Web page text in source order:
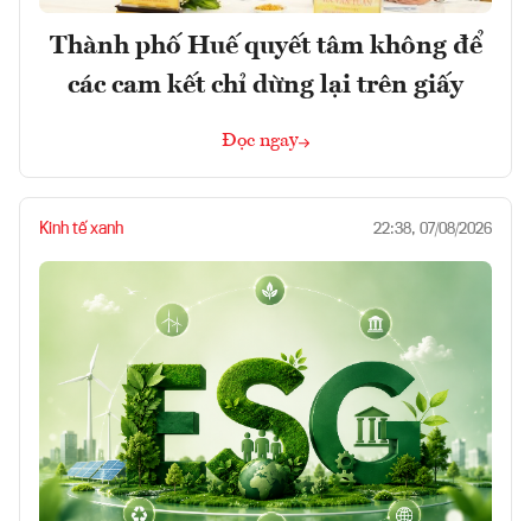
Thành phố Huế quyết tâm không để
các cam kết chỉ dừng lại trên giấy
Đọc ngay
Kinh tế xanh 22:38, 07/08/2026